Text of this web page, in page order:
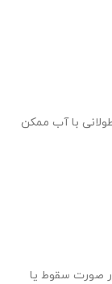
با آب ممکن
صورت سقوط یا